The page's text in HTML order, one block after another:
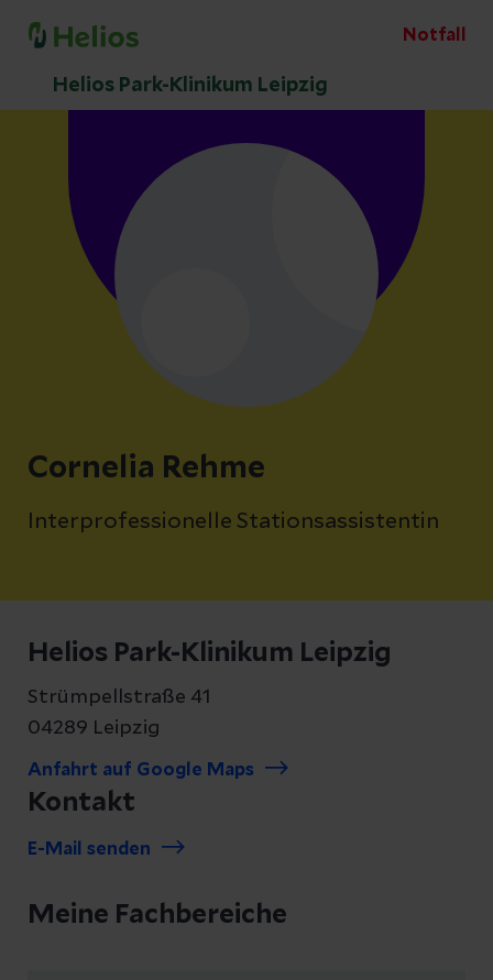
Notfall
Helios Park-Klinikum Leipzig
Cornelia Rehme
Interprofessionelle Stationsassistentin
Helios Park-Klinikum Leipzig
Strümpellstraße 41
04289 Leipzig
Anfahrt auf Google Maps
Kontakt
E-Mail senden
Meine Fachbereiche